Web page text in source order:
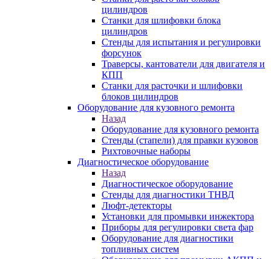
цилиндров
Станки для шлифовки блока
цилиндров
Стенды для испытания и регулировки
форсунок
Траверсы, кантователи для двигателя и
КПП
Станки для расточки и шлифовки
блоков цилиндров
Оборудование для кузовного ремонта
Назад
Оборудование для кузовного ремонта
Стенды (стапели) для правки кузовов
Рихтовочные наборы
Диагностическое оборудование
Назад
Диагностическое оборудование
Стенды для диагностики ТНВД
Люфт-детекторы
Установки для промывки инжектора
Приборы для регулировки света фар
Оборудование для диагностики
топливных систем